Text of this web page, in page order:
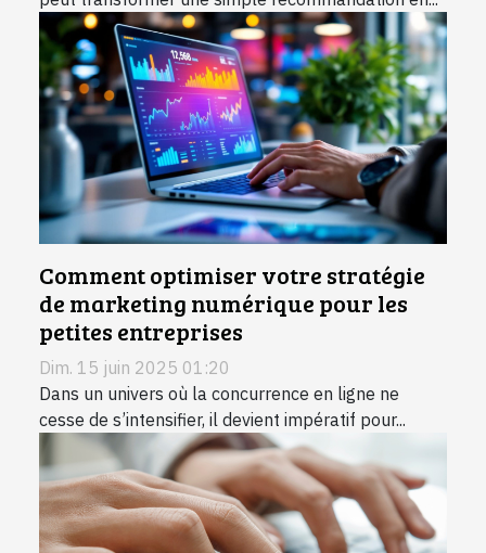
Comment optimiser votre stratégie
de marketing numérique pour les
petites entreprises
Dim. 15 juin 2025 01:20
Dans un univers où la concurrence en ligne ne
cesse de s’intensifier, il devient impératif pour...